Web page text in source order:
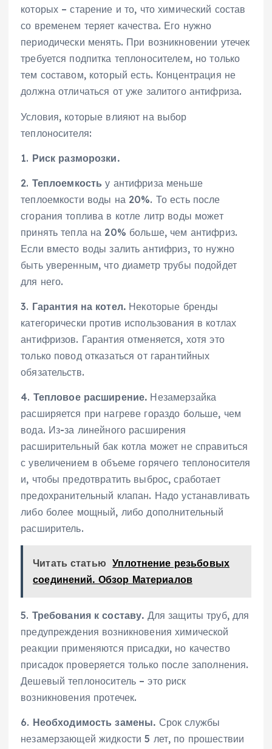
которых – старение и то, что химический состав
со временем теряет качества. Его нужно
периодически менять. При возникновении утечек
требуется подпитка теплоносителем, но только
тем составом, который есть. Концентрация не
должна отличаться от уже залитого антифриза.
Условия, которые влияют на выбор
теплоносителя:
1. Риск разморозки.
2. Теплоемкость у антифриза меньше
теплоемкости воды на 20%. То есть после
сгорания топлива в котле литр воды может
принять тепла на 20% больше, чем антифриз.
Если вместо воды залить антифриз, то нужно
быть уверенным, что диаметр трубы подойдет
для него.
3. Гарантия на котел. Некоторые бренды
категорически против использования в котлах
антифризов. Гарантия отменяется, хотя это
только повод отказаться от гарантийных
обязательств.
4. Тепловое расширение. Незамерзайка
расширяется при нагреве гораздо больше, чем
вода. Из-за линейного расширения
расширительный бак котла может не справиться
с увеличением в объеме горячего теплоносителя
и, чтобы предотвратить выброс, сработает
предохранительный клапан. Надо устанавливать
либо более мощный, либо дополнительный
расширитель.
Читать статью Уплотнение резьбовых
соединений. Обзор Материалов
5. Требования к составу. Для защиты труб, для
предупреждения возникновения химической
реакции применяются присадки, но качество
присадок проверяется только после заполнения.
Дешевый теплоноситель – это риск
возникновения протечек.
6. Необходимость замены. Срок службы
незамерзающей жидкости 5 лет, по прошествии